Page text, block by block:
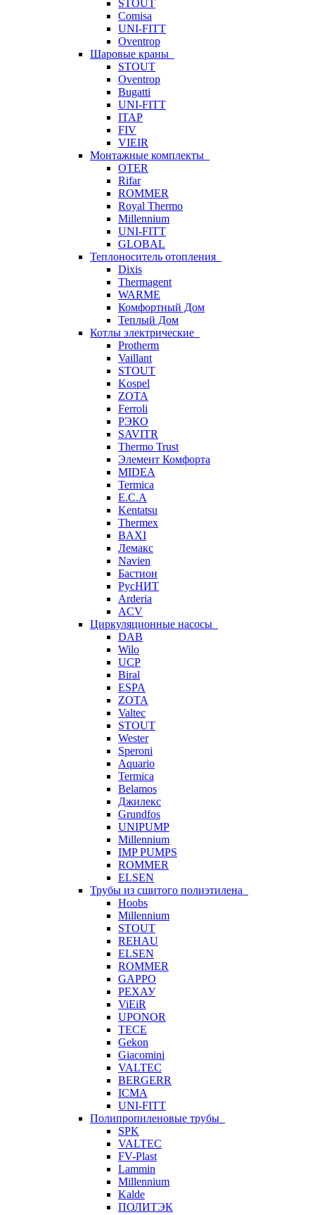
STOUT
Comisa
UNI-FITT
Oventrop
Шаровые краны
STOUT
Oventrop
Bugatti
UNI-FITT
ITAP
FIV
VIEIR
Монтажные комплекты
OTER
Rifar
ROMMER
Royal Thermo
Millennium
UNI-FITT
GLOBAL
Теплоноситель отопления
Dixis
Thermagent
WARME
Комфортный Дом
Теплый Дом
Котлы электрические
Protherm
Vaillant
STOUT
Kospel
ZOTA
Ferroli
РЭКО
SAVITR
Thermo Trust
Элемент Комфорта
MIDEA
Termica
E.C.A
Kentatsu
Thermex
BAXI
Лемакс
Navien
Бастион
РусНИТ
Arderia
ACV
Циркуляционные насосы
DAB
Wilo
UCP
Biral
ESPA
ZOTA
Valtec
STOUT
Wester
Speroni
Aquario
Termica
Belamos
Джилекс
Grundfos
UNIPUMP
Millennium
IMP PUMPS
ROMMER
ELSEN
Трубы из сшитого полиэтилена
Hoobs
Millennium
STOUT
REHAU
ELSEN
ROMMER
GAPPO
РЕХАУ
ViEiR
UPONOR
TECE
Gekon
Giacomini
VALTEC
BERGERR
ICMA
UNI-FITT
Полипропиленовые трубы
SPK
VALTEC
FV-Plast
Lammin
Millennium
Kalde
ПОЛИТЭК